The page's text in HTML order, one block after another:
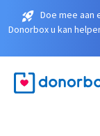
Doe mee aan
Donorbox u kan